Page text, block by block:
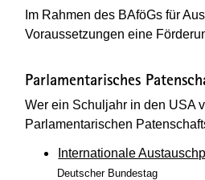
Im Rahmen des BAföGs für
Voraussetzungen eine
Parlamentarisches
Wer ein Schuljahr in den USA
Parlamentarischen
Internationale
Deutscher Bundestag